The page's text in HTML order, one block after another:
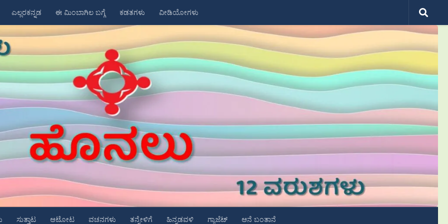
ಎಲ್ಲರಕನ್ನಡ ಈ ಮಿಂಬಾಗಿಲ ಬಗ್ಗೆ ಕಡತಗಳು ವೀಡಿಯೋಗಳು
ಸುತ್ತಾಟ ಆಟೋಟ ವಚನಗಳು ತನ್ನೇಳಿಗೆ ಹಿನ್ನಡವಳಿ ಗ್ಯಾಜೆಟ್ ಆನೆ ಬಂತಾನೆ